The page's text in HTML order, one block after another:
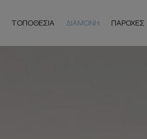
ΤΟΠΟΘΕΣΊΑ ΔΙΑΜΟΝΉ ΠΑΡΟΧΈΣ